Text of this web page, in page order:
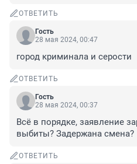
ОТВЕТИТЬ
Гость
28 мая 2024, 00:47
город криминала и серости
ОТВЕТИТЬ
Гость
28 мая 2024, 00:37
Всё в порядке, заявление
выбиты? Задержана смена?
ОТВЕТИТЬ